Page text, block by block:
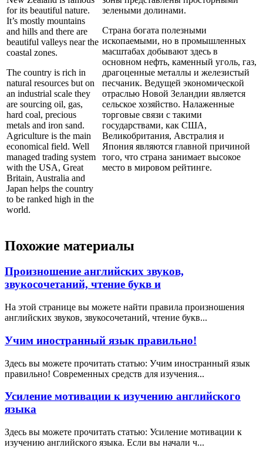
for its beautiful nature.
It’s mostly mountains
and hills and there are
beautiful valleys near the
coastal zones.
The country is rich in
natural resources but on
an industrial scale they
are sourcing oil, gas,
hard coal, precious
metals and iron sand.
Agriculture is the main
economical field. Well
managed trading system
with the USA, Great
Britain, Australia and
Japan helps the country
to be ranked high in the
world.
зелеными долинами.
Страна богата полезными
ископаемыми, но в промышленных
масштабах добывают здесь в
основном нефть, каменный уголь, газ,
драгоценные металлы и железистый
песчаник. Ведущей экономической
отраслью Новой Зеландии является
сельское хозяйство. Налаженные
торговые связи с такими
государствами, как США,
Великобритания, Австралия и
Япония являются главной причиной
того, что страна занимает высокое
место в мировом рейтинге.
Похожие материалы
Произношение английских звуков,
звукосочетаний, чтение букв и
На этой странице вы можете найти правила произношения
английских звуков, звукосочетаний, чтение букв...
Учим иностранный язык правильно!
Здесь вы можете прочитать статью: Учим иностранный язык
правильно! Современных средств для изучения...
Усиление мотивации к изучению английского
языка
Здесь вы можете прочитать статью: Усиление мотивации к
изучению английского языка. Если вы начали ч...